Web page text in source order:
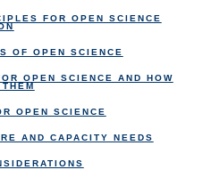
FOR OPEN SCIENCE
OF OPEN SCIENCE
OPEN SCIENCE AND HOW
OPEN SCIENCE
AND CAPACITY NEEDS